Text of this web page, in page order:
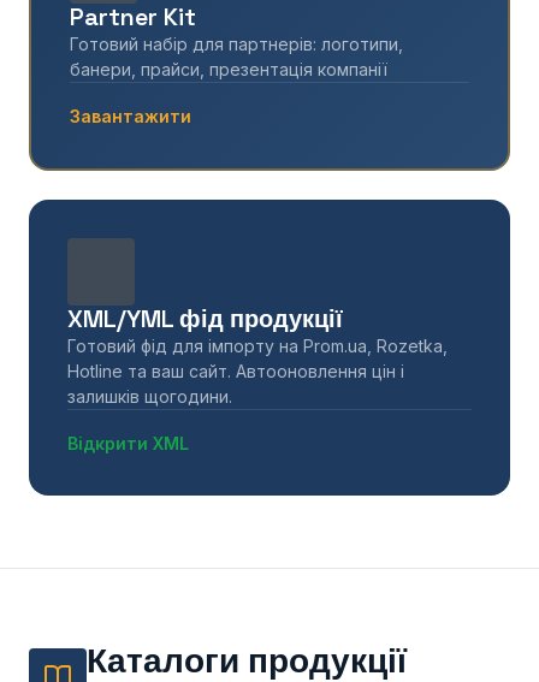
Partner Kit
Готовий набір для партнерів: логотипи,
банери, прайси, презентація компанії
Завантажити
XML/YML фід продукції
Готовий фід для імпорту на Prom.ua, Rozetka,
Hotline та ваш сайт. Автооновлення цін і
залишків щогодини.
Відкрити XML
Каталоги продукції